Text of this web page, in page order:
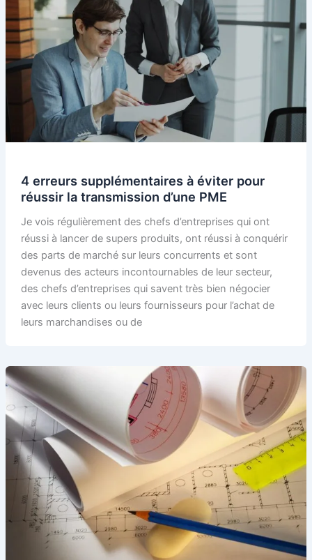
4 erreurs supplémentaires à éviter pour
réussir la transmission d’une PME
Je vois régulièrement des chefs d’entreprises qui ont
réussi à lancer de supers produits, ont réussi à conquérir
des parts de marché sur leurs concurrents et sont
devenus des acteurs incontournables de leur secteur,
des chefs d’entreprises qui savent très bien négocier
avec leurs clients ou leurs fournisseurs pour l’achat de
leurs marchandises ou de